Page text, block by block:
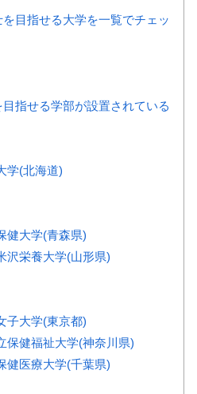
目指せる大学を一覧でチェッ
指せる学部が設置されている
学(北海道)
健大学(青森県)
沢栄養大学(山形県)
子大学(東京都)
保健福祉大学(神奈川県)
健医療大学(千葉県)